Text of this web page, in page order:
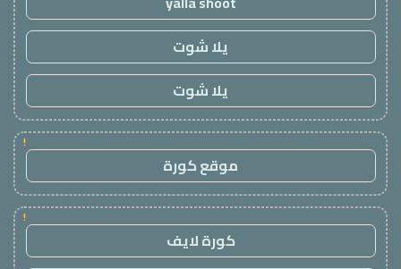
يلا شوت
يلا شوت
!
موقع كورة
!
كورة لايف